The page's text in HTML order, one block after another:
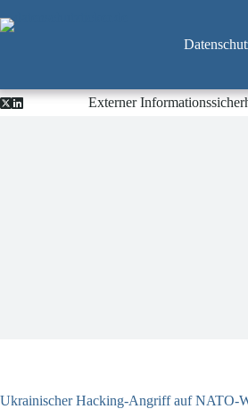
Inhalt
Externer
Ukrainischer Hacking-Angriff auf NATO-